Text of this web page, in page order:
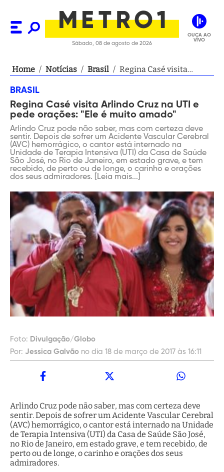
Sábado, 08 de agosto de 2026
OUÇA AO
VIVO
Home / Notícias / Brasil / Regina Casé visita
muito amado"
BRASIL
Regina Casé visita Arlindo Cruz na UTI e
pede orações: "Ele é muito amado"
Arlindo Cruz pode não saber, mas com certeza deve
sentir. Depois de sofrer um Acidente Vascular Cerebral
(AVC) hemorrágico, o cantor está internado na
Unidade de Terapia Intensiva (UTI) da Casa de Saúde
São José, no Rio de Janeiro, em estado grave, e tem
recebido, de perto ou de longe, o carinho e orações
dos seus admiradores. [Leia mais...]
Foto: Divulgação/Globo
Por: Jessica Galvão no dia 18 de março de 2017 às 16:11
Arlindo Cruz pode não saber, mas com certeza deve
sentir. Depois de sofrer um Acidente Vascular Cerebral
(AVC) hemorrágico, o cantor está internado na Unidade
de Terapia Intensiva (UTI) da Casa de Saúde São José,
no Rio de Janeiro, em estado grave, e tem recebido, de
perto ou de longe, o carinho e orações dos seus
admiradores.